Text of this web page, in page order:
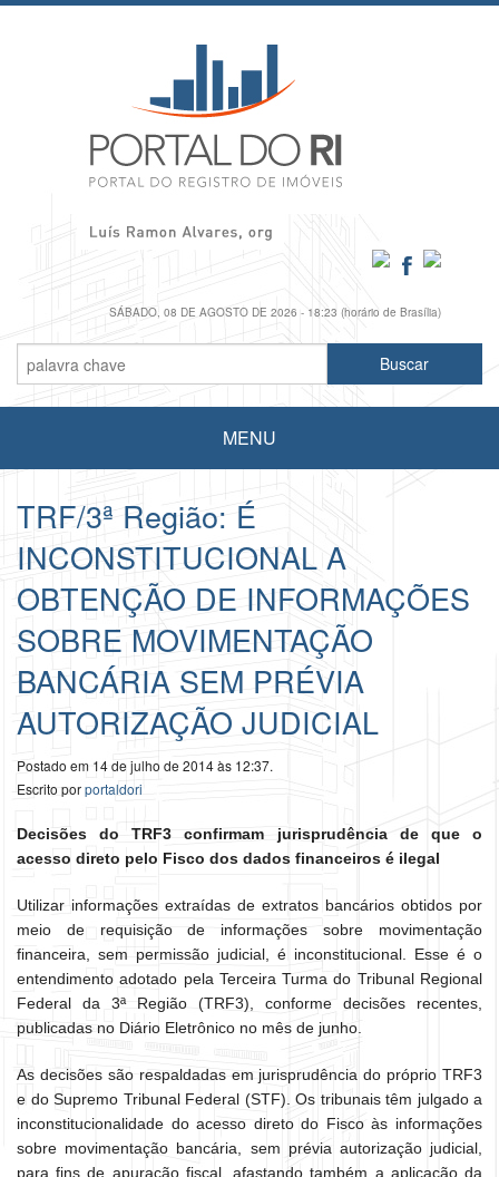
SÁBADO, 08 DE AGOSTO DE 2026 - 18:23 (horário de Brasília)
MENU
TRF/3ª Região: É
INCONSTITUCIONAL A
OBTENÇÃO DE INFORMAÇÕES
SOBRE MOVIMENTAÇÃO
BANCÁRIA SEM PRÉVIA
AUTORIZAÇÃO JUDICIAL
Postado em 14 de julho de 2014 às 12:37.
Escrito porportaldori
Decisões do TRF3 confirmam jurisprudência de que o
acesso direto pelo Fisco dos dados financeiros é ilegal
Utilizar informações extraídas de extratos bancários obtidos por
meio de requisição de informações sobre movimentação
financeira, sem permissão judicial, é inconstitucional. Esse é o
entendimento adotado pela Terceira Turma do Tribunal Regional
Federal da 3ª Região (TRF3), conforme decisões recentes,
publicadas no Diário Eletrônico no mês de junho.
As decisões são respaldadas em jurisprudência do próprio TRF3
e do Supremo Tribunal Federal (STF). Os tribunais têm julgado a
inconstitucionalidade do acesso direto do Fisco às informações
sobre movimentação bancária, sem prévia autorização judicial,
para fins de apuração fiscal, afastando também a aplicação da